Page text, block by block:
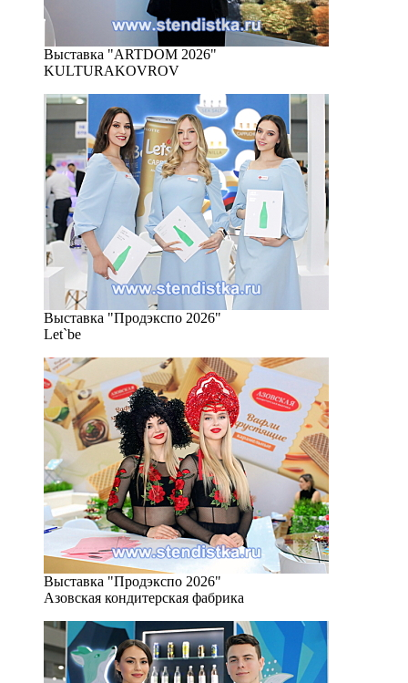
Выставка "ARTDOM 2026"
KULTURAKOVROV
Выставка "Продэкспо 2026"
Let`be
Выставка "Продэкспо 2026"
Азовская кондитерская фабрика